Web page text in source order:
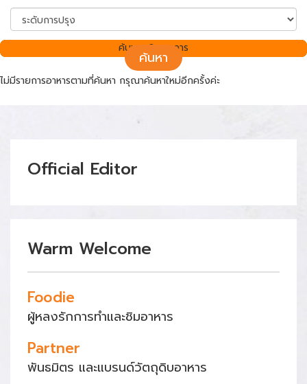
ค้นหา
ไม่มีรายการอาหารตามที่ค้นหา กรุณาค้นหาใหม่อีกครั้งค่ะ
ค้นพบ 0 รายการ
Official Editor
Warm Welcome
Foodie
ผู้หลงรักการทำและชิมอาหาร
Partner
พันธมิตร และแบรนด์วัตถุดิบอาหาร